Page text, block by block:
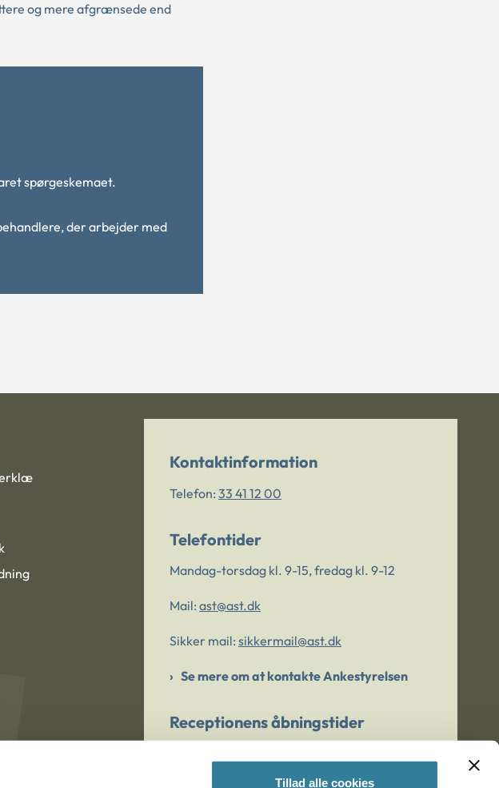
Tillad alle cookies
og mere afgrænsede end
spørgeskemaet.
der arbejder med
Kontaktinformation
Telefon: 33 41 12 00
Telefontider
Mandag-torsdag kl. 9-15, fredag kl. 9-12
Mail: ast@ast.dk
Sikker mail: sikkermail@ast.dk
Se mere om at kontakte Ankestyrelsen
Receptionens åbningstider